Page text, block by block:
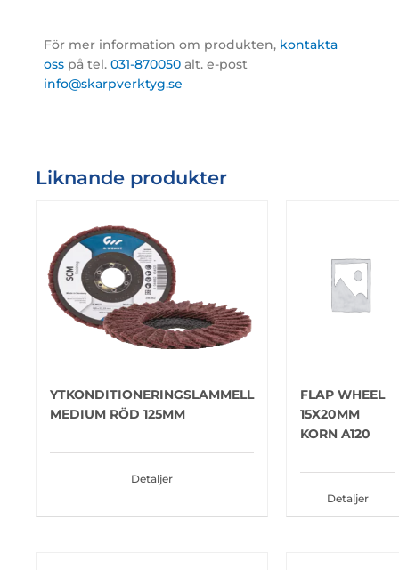
För mer information om produkten, kontakta
oss på tel.031-870050 alt. e-post
info@skarpverktyg.se
Liknande produkter
YTKONDITIONERINGSLAMMELL
MEDIUM RÖD 125MM
Detaljer
FLAP WHEEL
15X20MM
KORN A120
Detaljer